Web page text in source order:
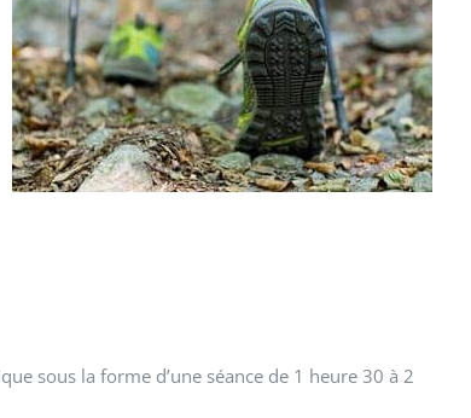
sous la forme d’une séance de 1 heure 30 à 2